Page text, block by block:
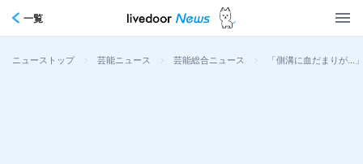
一覧
ニューストップ > 芸能ニュース > 芸能総合ニュース > 「側溝に血だまりが…